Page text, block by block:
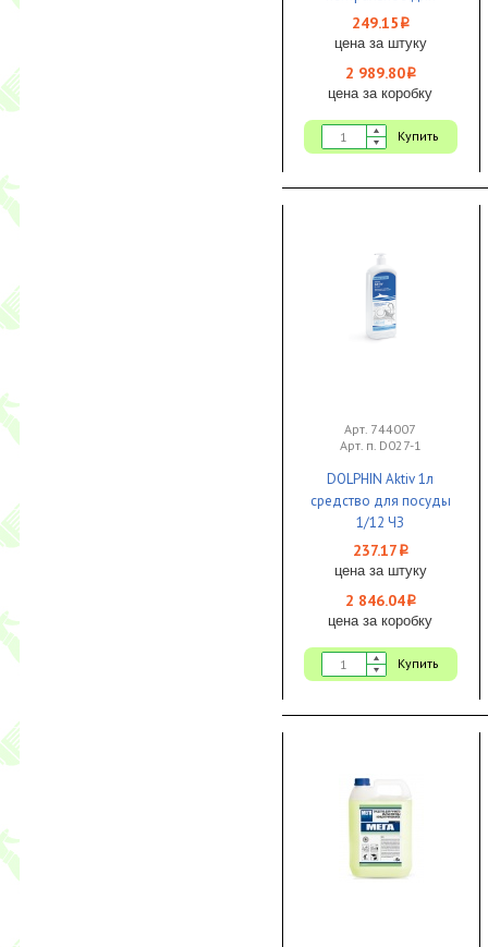
ручной мойки кухонной
и столовой посуды
249.15 i
цена за штуку
2 989.80i
цена за коробку
Купить
Арт. 744007
Арт. п. D027-1
DOLPHIN Aktiv 1л
средство для посуды
1/12 ЧЗ
237.17 i
цена за штуку
2 846.04i
цена за коробку
Купить